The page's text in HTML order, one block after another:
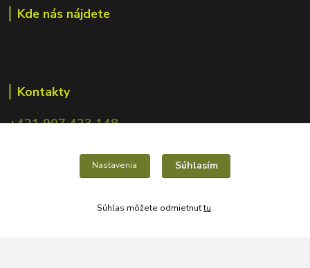
Kde nás nájdete
Kontakty
+421 907 423 148
obchod.mrcarp@gmail.com
Nastavenia Súhlasím
Súhlas môžete odmietnuťtu.